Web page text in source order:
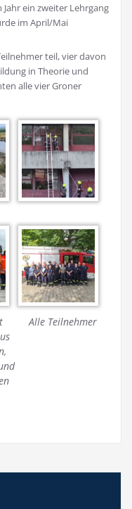
ein zweiter Lehrgang
im April/Mai
teil, vier davon
in Theorie und
alle vier Groner
Alle Teilnehmer